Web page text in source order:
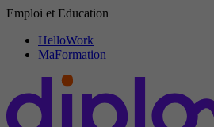
Emploi et Education
HelloWork
MaFormation